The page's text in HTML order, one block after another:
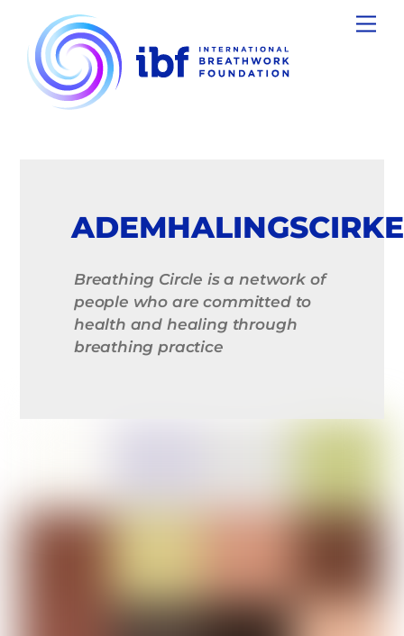
content
Breathing Circle is a network of
people who are committed to
health and healing through
breathing practice